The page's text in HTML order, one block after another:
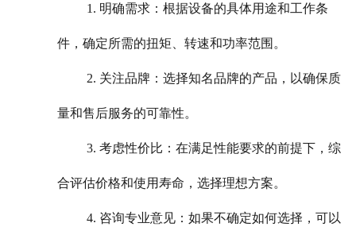
1. 明确需求：根据设备的具体用途和工作条
件，确定所需的扭矩、转速和功率范围。
2. 关注品牌：选择知名品牌的产品，以确保质
量和售后服务的可靠性。
3. 考虑性价比：在满足性能要求的前提下，综
合评估价格和使用寿命，选择理想方案。
4. 咨询专业意见：如果不确定如何选择，可以